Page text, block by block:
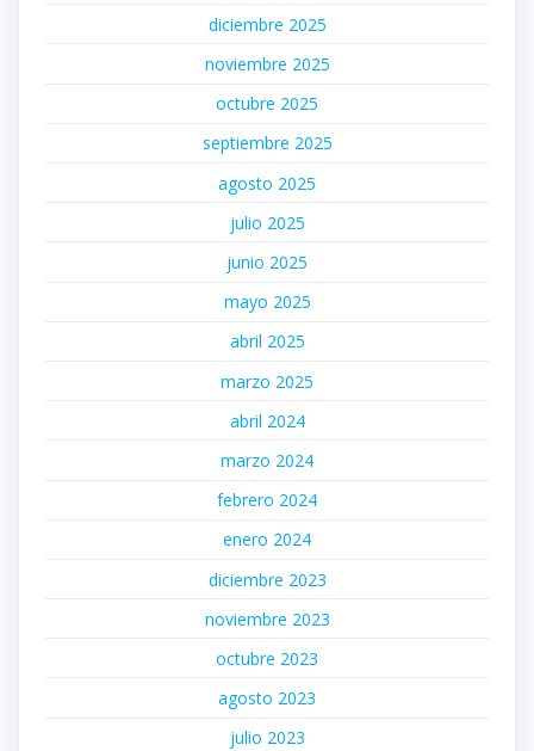
diciembre 2025
noviembre 2025
octubre 2025
septiembre 2025
agosto 2025
julio 2025
junio 2025
mayo 2025
abril 2025
marzo 2025
abril 2024
marzo 2024
febrero 2024
enero 2024
diciembre 2023
noviembre 2023
octubre 2023
agosto 2023
julio 2023